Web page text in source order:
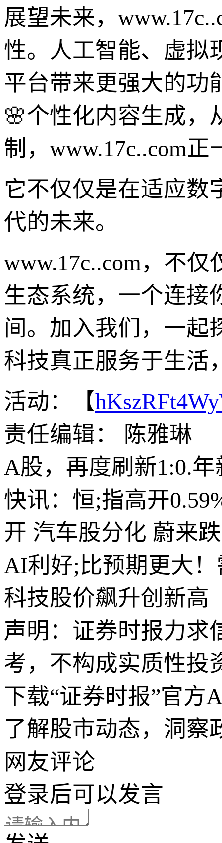
展望未来，
性。人工智能、虚拟
平台带来更强大的功
🌸个性化内容生成，
制，www.17c..com
它不仅仅是在适应数
代的未来。
www.17c..com，不
生态系统，一个连接
间。加入我们，一起
科技真正服务于生活
活动：【
责任编辑： 陈雅琳
A股，再度刷新1:0.年
快讯：恒;指高开
开 汽车股分化 蔚来
AI利好;比预期更大
科技股价飙升创新高
声明：证券时报力求
考，不构成实质性投
下载“证券时报”官方
了解股市动态，洞察
网友评论
登录后可以发言